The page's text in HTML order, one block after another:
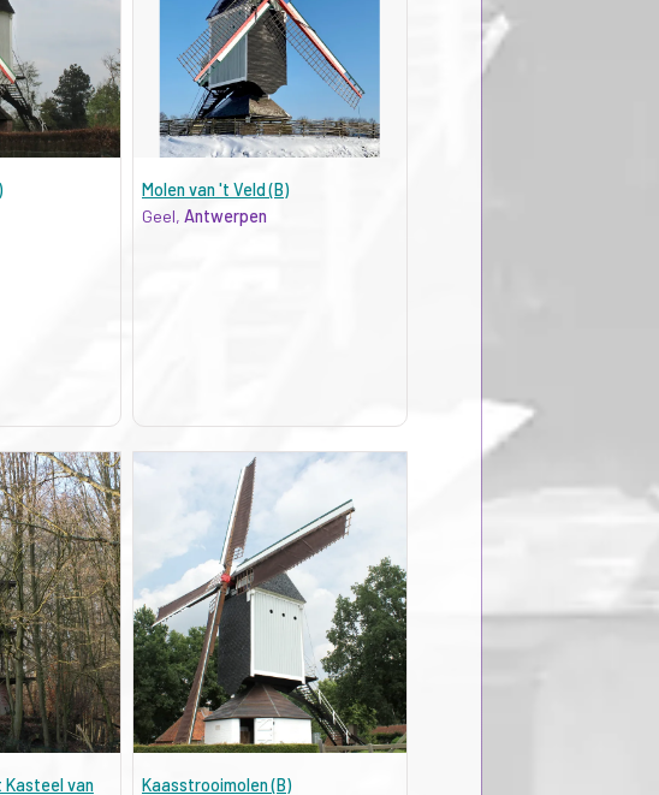
Molen van 't Veld (B)
Geel, Antwerpen
Kasteel van
Kaasstrooimolen (B)